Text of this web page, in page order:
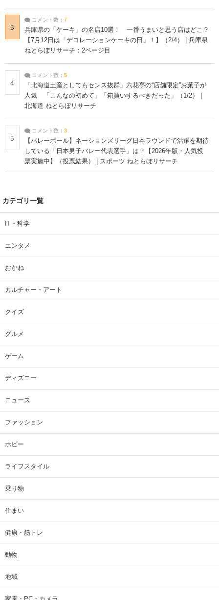
3
コメント数： 7
兵庫県の「ケーキ」の名店10選！ 一番うまいと思う店はどこ？
【7月12日は「デコレーションケーキの日」！】（2/4） | 兵庫県
ねとらぼリサーチ：2ページ目
4
コメント数： 5
「北海道土産としてもセンス抜群」六花亭の“店舗限定”お菓子が
人気 「こんなの初めて」「箱買いするべきだった」（1/2） |
北海道 ねとらぼリサーチ
5
コメント数： 3
【バレーボール】ネーションズリーグ日本ラウンドで活躍を期待
している「日本男子バレー代表選手」は？【2026年版・人気投
票実施中】（投票結果） | スポーツ ねとらぼリサーチ
カテゴリ一覧
IT・科学
エンタメ
おかね
カルチャー・アート
クイズ
グルメ
ゲーム
ディズニー
ニュース
ファッション
ホビー
ライフスタイル
乗り物
住まい
健康・筋トレ
動物
地域